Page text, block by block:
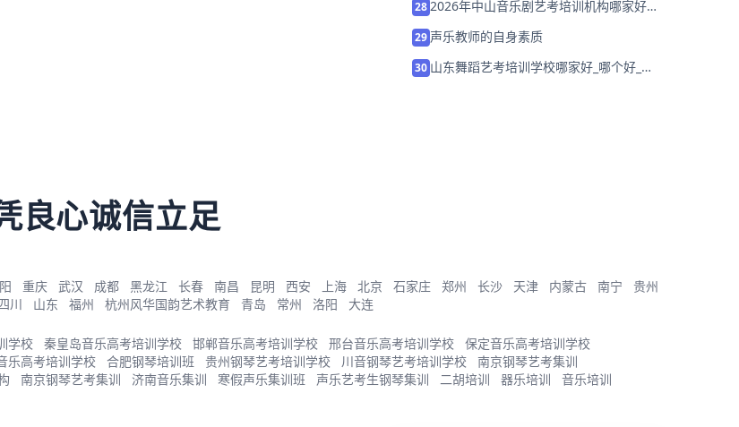
282026年中山音乐剧艺考培训机构哪家好家
29 声乐教师的自身素质
30 山东舞蹈艺考培训学校哪家好_哪个好_学
良心诚信立足
重庆 武汉 成都 黑龙江 长春 南昌 昆明 西安 上海 北京 石家庄 郑州 长沙 天津 内蒙古 南宁
贵州
川 山东 福州 杭州风华国韵艺术教育 青岛 常州 洛阳 大连
学校 秦皇岛音乐高考培训学校 邯郸音乐高考培训学校 邢台音乐高考培训学校
保定音乐高考培训学校
乐高考培训学校 合肥钢琴培训班 贵州钢琴艺考培训学校 川音钢琴艺考培训学校
南京钢琴艺考集训
南京钢琴艺考集训 济南音乐集训 寒假声乐集训班 声乐艺考生钢琴集训 二胡培训 器乐培训
音乐培训